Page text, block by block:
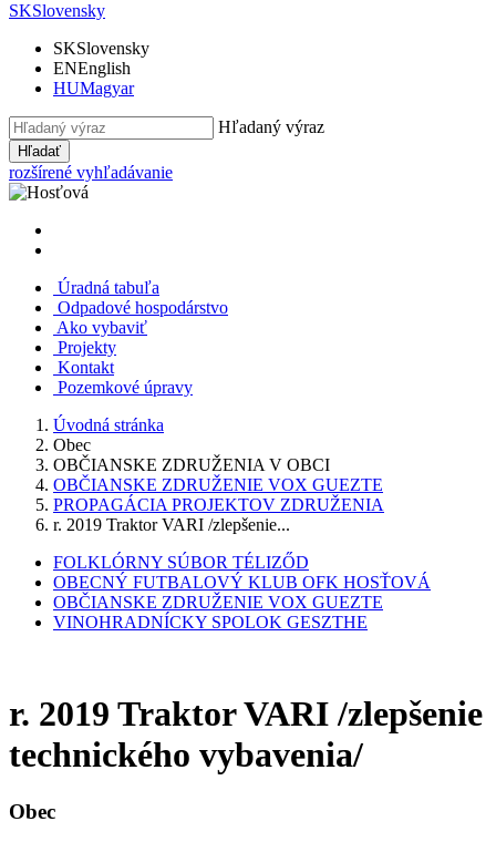
SKSlovensky
SKSlovensky
ENEnglish
HUMagyar
Hľadaný výraz
Hľadať
rozšírené vyhľadávanie
Úradná tabuľa
Odpadové hospodárstvo
Ako vybaviť
Projekty
Kontakt
Pozemkové úpravy
Úvodná stránka
Obec
OBČIANSKE ZDRUŽENIA V OBCI
OBČIANSKE ZDRUŽENIE VOX GUEZTE
PROPAGÁCIA PROJEKTOV ZDRUŽENIA
r. 2019 Traktor VARI /zlepšenie...
FOLKLÓRNY SÚBOR TÉLIZŐD
OBECNÝ FUTBALOVÝ KLUB OFK HOSŤOVÁ
OBČIANSKE ZDRUŽENIE VOX GUEZTE
VINOHRADNÍCKY SPOLOK GESZTHE
r. 2019 Traktor VARI /zlepšenie
technického vybavenia/
Obec